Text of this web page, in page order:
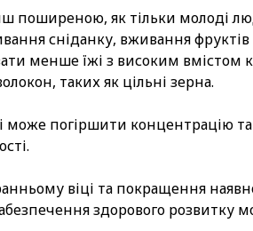
поширеною, як тільки молоді
сніданку, вживання фруктів
менше їжі з високим вмістом
таких як цільні зерна.
може погіршити концентрацію
віці та покращення
здорового розвитку